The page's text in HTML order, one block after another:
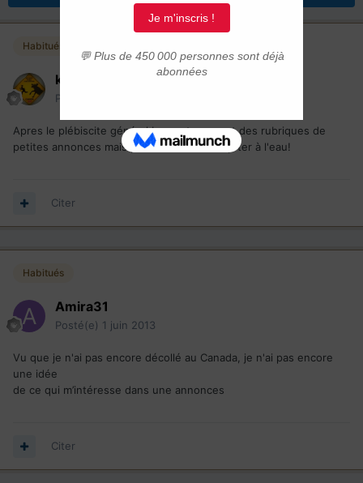
Habitués
kuroczyd
Posté(e)
Apres le plébiscite général Laurent a ouvert des rubriques de
petites annonces mais personne n'ose se jeter à l'eau!
Citer
Habitués
Amira31
Posté(e) 1 juin 2013
Vu que je n'ai pas encore décollé au Canada, je n'ai pas encore
une idée
de ce qui m’intéresse dans une annonces
Citer